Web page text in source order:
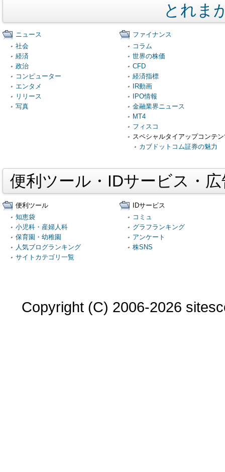
とれま
ニュース
社会
経済
政治
コンピューター
エンタメ
リリース
写真
ファイナンス
コラム
世界の株価
CFD
経済指標
IR動画
IPO情報
金融業界ニュース
MT4
フィスコ
スペシャルタイアップコンテ
カブドットコム証券の魅力
便利ツール・IDサービス・
便利ツール
知恵袋
小児科・産婦人科
保育園・幼稚園
人気ブログランキング
サイトカテゴリ一覧
IDサービス
コミュ
グラフランキング
アンケート
株SNS
Copyright (C) 2006-2026